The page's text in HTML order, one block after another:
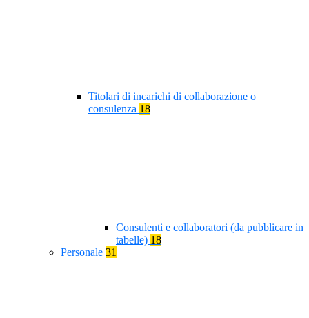
Titolari di incarichi di collaborazione o
consulenza 18
Consulenti e collaboratori (da pubblicare in
tabelle) 18
Personale 31